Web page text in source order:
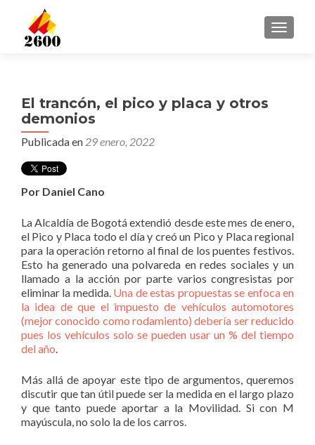
El trancón, el pico y placa y otros
demonios
Publicada en 29 enero, 2022
Por Daniel Cano
La Alcaldía de Bogotá extendió desde este mes de enero,
el Pico y Placa todo el día y creó un Pico y Placa regional
para la operación retorno al final de los puentes festivos.
Esto ha generado una polvareda en redes sociales y un
llamado a la acción por parte varios congresistas por
eliminar la medida. Una de estas propuestas se enfoca en
la idea de que el impuesto de vehículos automotores
(mejor conocido como rodamiento) debería ser reducido
pues los vehículos solo se pueden usar un % del tiempo
del año.
Más allá de apoyar este tipo de argumentos, queremos
discutir que tan útil puede ser la medida en el largo plazo
y que tanto puede aportar a la Movilidad. Si con M
mayúscula, no solo la de los carros.